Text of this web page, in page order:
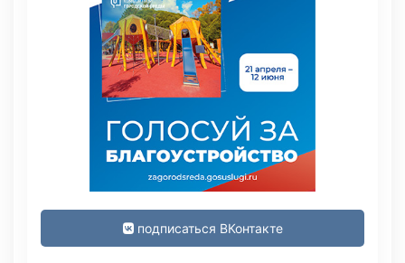
подписаться ВКонтакте